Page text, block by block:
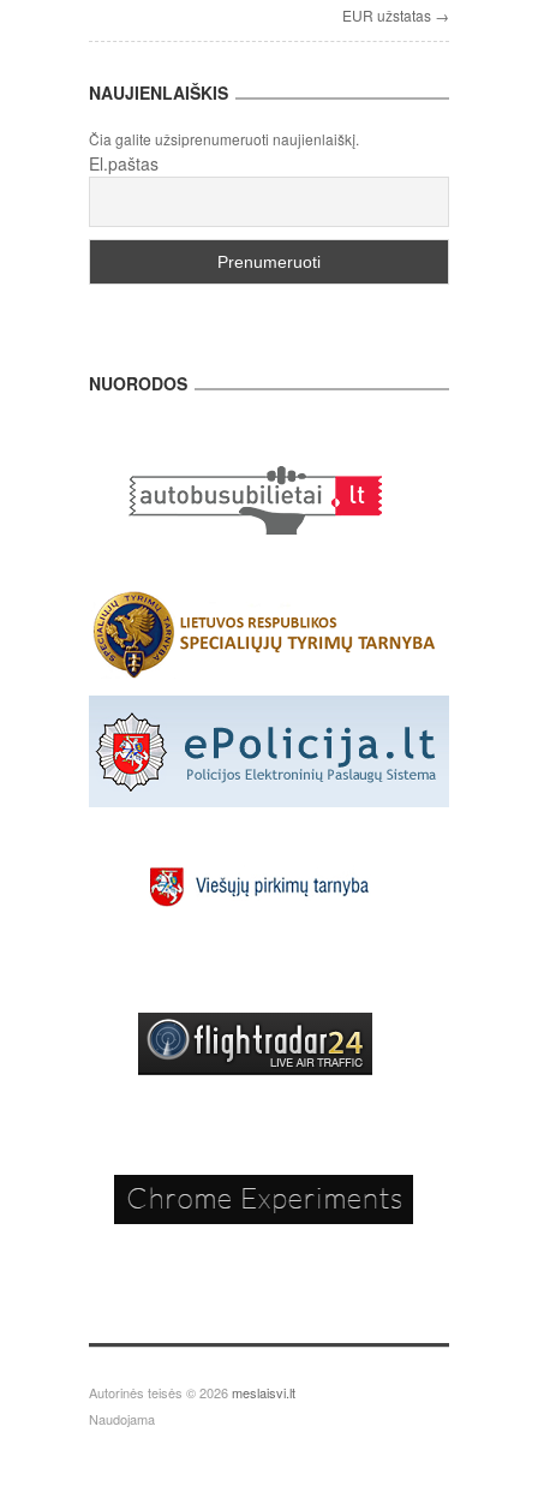
EUR užstatas →
NAUJIENLAIŠKIS
Čia galite užsiprenumeruoti naujienlaiškį.
El.paštas
NUORODOS
Autorinės teisės © 2026meslaisvi.lt
Naudojama